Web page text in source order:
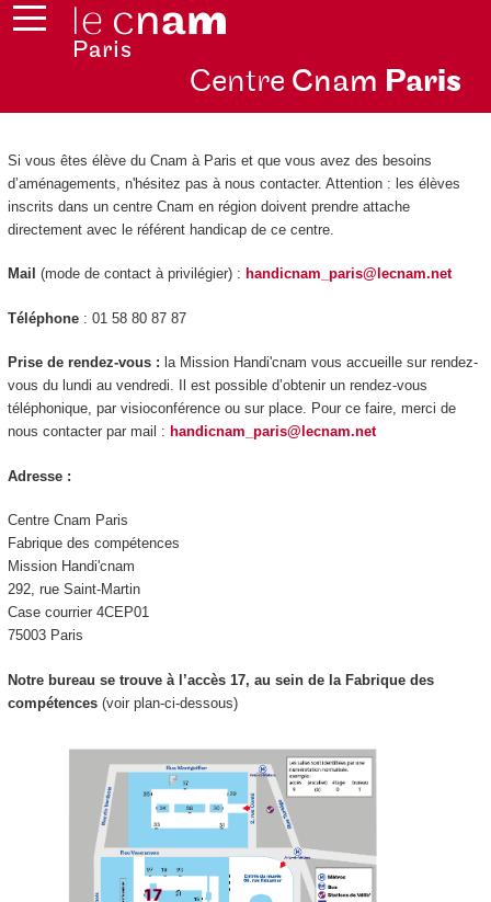
Centre Cnam Paris
Si vous êtes élève du Cnam à Paris et que vous avez des besoins
d’aménagements, n'hésitez pas à nous contacter. Attention : les élèves
inscrits dans un centre Cnam en région doivent prendre attache
directement avec le référent handicap de ce centre.
Mail (mode de contact à privilégier) : handicnam_paris@lecnam.net
Téléphone : 01 58 80 87 87
Prise de rendez-vous : la Mission Handi'cnam vous accueille sur rendez-
vous du lundi au vendredi. Il est possible d’obtenir un rendez-vous
téléphonique, par visioconférence ou sur place. Pour ce faire, merci de
nous contacter par mail : handicnam_paris@lecnam.net
Adresse :
Centre Cnam Paris
Fabrique des compétences
Mission Handi'cnam
292, rue Saint-Martin
Case courrier 4CEP01
75003 Paris
Notre bureau se trouve à l’accès 17, au sein de la Fabrique des
compétences (voir plan-ci-dessous)